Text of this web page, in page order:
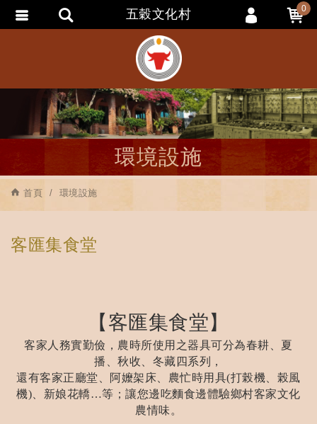
環境設施
首頁 環境設施
客匯集食堂
【客匯集食堂】
客家人務實勤儉，農時所使用之器具可分為春耕、夏
播、秋收、冬藏四系列，
還有客家正廳堂、阿嬤架床、農忙時用具(打榖機、榖風
機)、新娘花轎…等；讓您邊吃麵食邊體驗鄉村客家文化
農情味。
五穀文化村 0
會員登入
會員註冊
忘記密碼
訂單查詢
追蹤清單
匯款通知